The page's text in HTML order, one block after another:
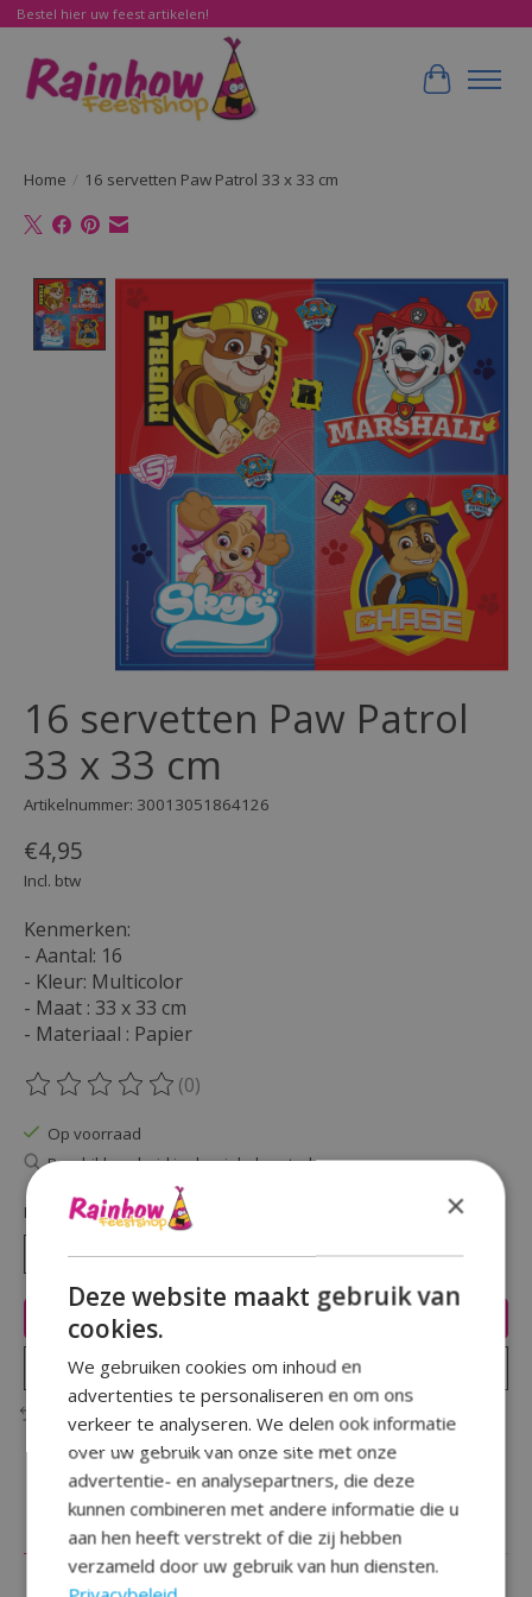
Bestel hier uw feest artikelen!
Home / 16 servetten Paw Patrol 33 x 33 cm
Product image slideshow Items
16 servetten Paw Patrol
33 x 33 cm
Artikelnummer: 30013051864126
€4,95
Incl. btw
Kenmerken:
- Aantal: 16
- Kleur: Multicolor
- Maat : 33 x 33 cm
- Materiaal : Papier
De beoordeling van dit product is
(0)
Op voorraad
Beschikbaarheid in de winkel controleren
Hoeveelheid:
Toevoegen aan winkelwagen
Plaats bestelling
Toevoegen om te vergelijken
Beschrijving Reviews (0)
×
Deze website maakt gebruik van
cookies.
We gebruiken cookies om inhoud en
advertenties te personaliseren en om ons
verkeer te analyseren. We delen ook informatie
over uw gebruik van onze site met onze
advertentie- en analysepartners, die deze
kunnen combineren met andere informatie die u
aan hen heeft verstrekt of die zij hebben
verzameld door uw gebruik van hun diensten.